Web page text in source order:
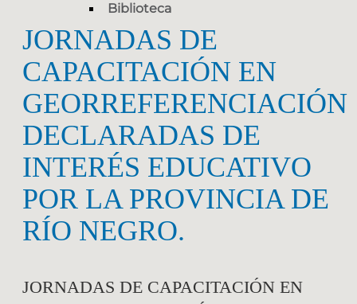
Biblioteca
JORNADAS DE
CAPACITACIÓN EN
GEORREFERENCIACIÓN
DECLARADAS DE
INTERÉS EDUCATIVO
POR LA PROVINCIA DE
RÍO NEGRO.
JORNADAS DE CAPACITACIÓN EN